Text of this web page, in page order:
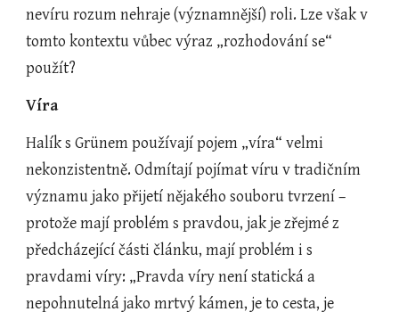
nevíru rozum nehraje (významnější) roli. Lze však v
tomto kontextu vůbec výraz „rozhodování se“
použít?
Víra
Halík s Grünem používají pojem „víra“ velmi
nekonzistentně. Odmítají pojímat víru v tradičním
významu jako přijetí nějakého souboru tvrzení –
protože mají problém s pravdou, jak je zřejmé z
předcházející části článku, mají problém i s
pravdami víry: „Pravda víry není statická a
nepohnutelná jako mrtvý kámen, je to cesta, je